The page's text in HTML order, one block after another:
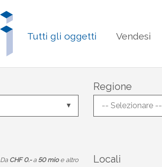
Tutti gli oggetti Vendesi
Regione
-- Selezionare --
Da CHF 0.- a 50 mio e altro Locali